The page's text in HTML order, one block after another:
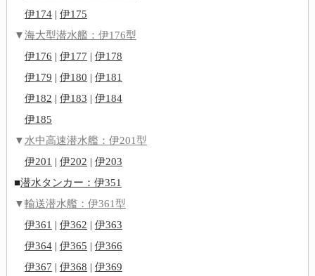
伊174| 伊175
▼海大型潜水艦：伊176型
伊176 | 伊177 | 伊178
伊179 | 伊180 | 伊181
伊182 | 伊183 | 伊184
伊185
▼水中高速潜水艦：伊201型
伊201 | 伊202 | 伊203
■潜水タンカー：伊351
▼輸送潜水艦：伊361型
伊361 | 伊362 | 伊363
伊364| 伊365 | 伊366
伊367 | 伊368 | 伊369